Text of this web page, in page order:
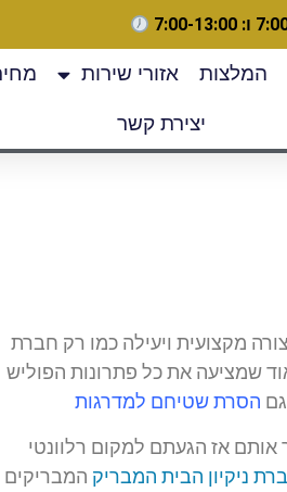
המלצות אזורי שירות
יצירת קשר
מקצועית ויעילה כמו רק חברת
שמציעה את כל פתרונות הפוליש
הסרת שטיחם למדרגות
אז הגעתם למקום רלוונטי
ניקיון הבית המבריק המבריקים